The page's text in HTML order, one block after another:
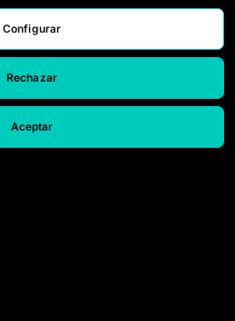
المحاكي
اتصل بنا
Configurar
Rechazar
Aceptar